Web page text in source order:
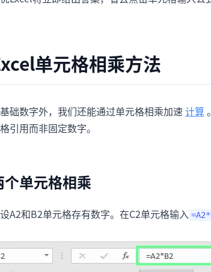
单元格相乘方法
础数字外，我们还能通过单元格相乘加速计算
引用而非固定数字。
个单元格相乘
A2和B2单元格存有数字。在C2单元格输入